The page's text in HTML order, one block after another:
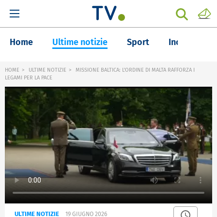
Home Ultime notizie Sport Inchieste
HOME ULTIME NOTIZIE
MISSIONE BALTICA: L'ORDINE DI MALTA RAFFORZA I
LEGAMI PER LA PACE
ULTIME NOTIZIE 19 GIUGNO 2026